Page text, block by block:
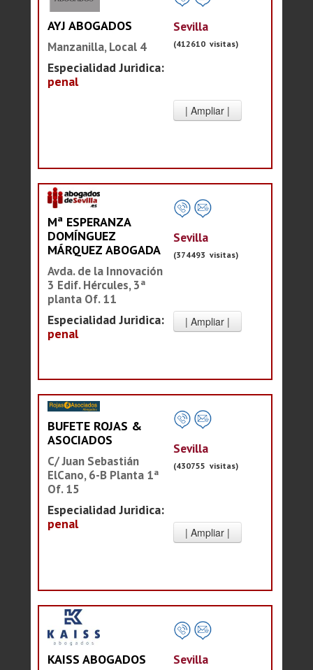
AYJ ABOGADOS
Manzanilla, Local 4
Especialidad Juridica:
penal
Sevilla
(412610 visitas)
Mª ESPERANZA
DOMÍNGUEZ
MÁRQUEZ ABOGADA
Avda. de la Innovación
3 Edif. Hércules, 3ª
planta Of. 11
Especialidad Juridica:
penal
Sevilla
(374493 visitas)
BUFETE ROJAS &
ASOCIADOS
C/ Juan Sebastián
ElCano, 6-B Planta 1ª
Of. 15
Especialidad Juridica:
penal
Sevilla
(430755 visitas)
KAISS ABOGADOS Sevilla